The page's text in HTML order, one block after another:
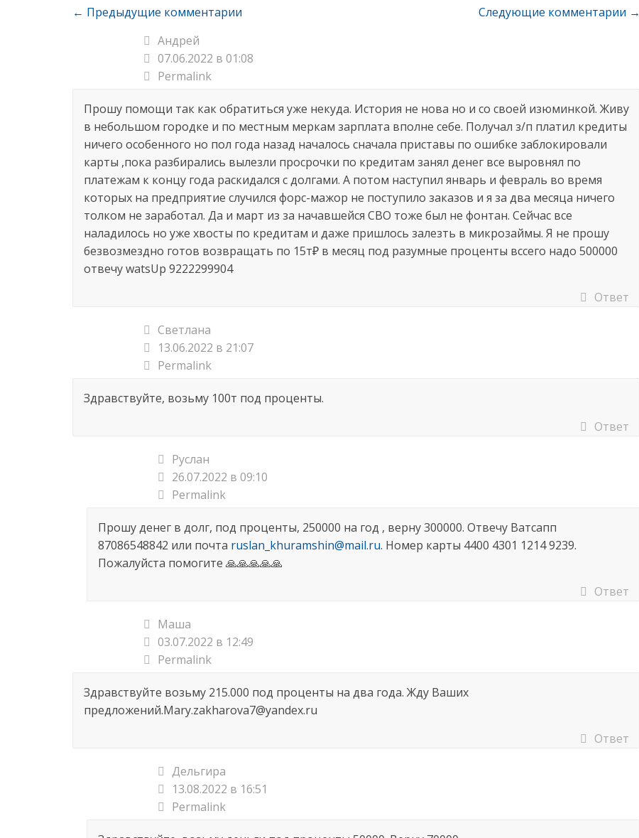
Навигация
комментариям
← Предыдущие комментарии
Следующие комментарии →
Андрей
07.06.2022 в 01:08
Permalink
Прошу помощи так как обратиться уже некуда. История не нова но и со своей изюминкой. Живу
в небольшом городке и по местным меркам зарплата вполне себе. Получал з/п платил кредиты
ничего особенного но пол года назад началось сначала приставы по ошибке заблокировали
карты ,пока разбирались вылезли просрочки по кредитам занял денег все выровнял по
платежам к концу года раскидался с долгами. А потом наступил январь и февраль во время
которых на предприятие случился форс-мажор не поступило заказов и я за два месяца ничего
толком не заработал. Да и март из за начавшейся СВО тоже был не фонтан. Сейчас все
наладилось но уже хвосты по кредитам и даже пришлось залезть в микрозаймы. Я не прошу
безвозмездно готов возвращать по 15т₽ в месяц под разумные проценты вссего надо 500000
отвечу watsUp 9222299904
Ответ
Светлана
13.06.2022 в 21:07
Permalink
Здравствуйте, возьму 100т под проценты.
Ответ
Руслан
26.07.2022 в 09:10
Permalink
Прошу денег в долг, под проценты, 250000 на год , верну 300000. Отвечу Ватсапп
87086548842 или почта ruslan_khuramshin@mail.ru. Номер карты 4400 4301 1214 9239.
Пожалуйста помогите 🙏🙏🙏🙏🙏
Ответ
Маша
03.07.2022 в 12:49
Permalink
Здравствуйте возьму 215.000 под проценты на два года. Жду Ваших
предложений.Mary.zakharova7@yandex.ru
Ответ
Дельгира
13.08.2022 в 16:51
Permalink